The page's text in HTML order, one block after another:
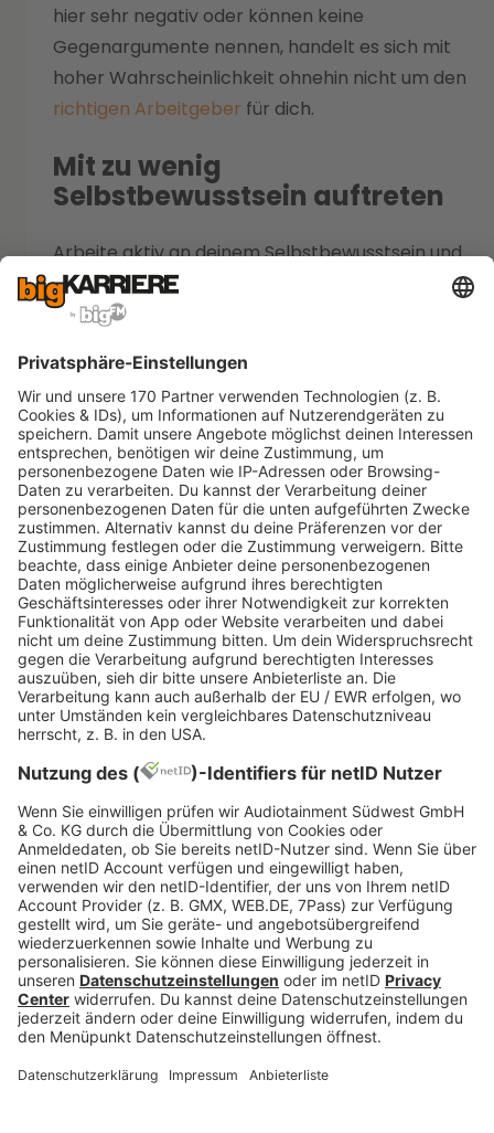
hier sehr negativ oder können keine
Gegenargumente nennen, handelt es sich mit
hoher Wahrscheinlichkeit ohnehin nicht um den
richtigen Arbeitgeber für dich.
Mit zu wenig
Selbstbewusstsein auftreten
Arbeite aktiv an deinem Selbstbewusstsein und
deinen Verhandlungsfähigkeiten. Nutze
Workshops, Trainings oder Coachings gezielt,
oft spezielle Angebote für Frauen!
Maßnahmen bieten dir wertvolle
Unterstützung, um selbstbewusst und
souverän in die Gehaltsverhandlung zu gehen.
Denke daran, du bist stark und kompetent,
zeige das in jedem Schritt der Verhandlung.
Hast du in der ersten Gehaltsverhandlung einen
Marker gesetzt, wird dir das auch bei allen
zukünftigen Verhandlungen beim gleichen
Unternehmen zugutekommen – und wenn du
dich anderweitig orientieren willst, hilft dir die
Erfahrung auf jeden Fall bei der Jobsuche.
Fazit
Eine Gehaltsverhandlung ist immer eine delikate
Angelegenheit. Gerade deshalb solltest du dich
jedoch nicht einschüchtern lassen und für deine
Leistungen eine angemessene Kompensation
zeigt, wie geschickt du verhandeln kannst und